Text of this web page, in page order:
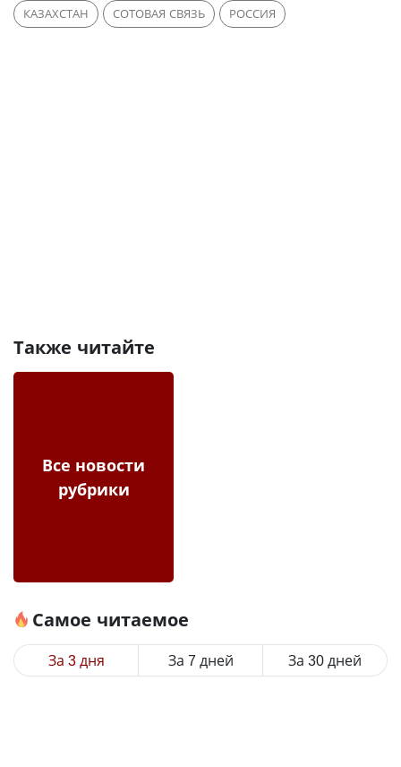
КАЗАХСТАН СОТОВАЯ СВЯЗЬ РОССИЯ
Также читайте
Все новости
рубрики
Самое читаемое
За 3 дня За 7 дней За 30 дней